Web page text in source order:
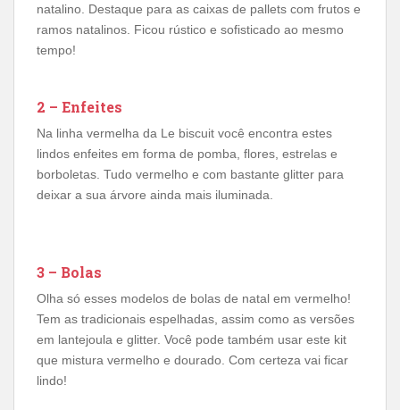
natalino. Destaque para as caixas de pallets com frutos e
ramos natalinos. Ficou rústico e sofisticado ao mesmo
tempo!
2 – Enfeites
Na linha vermelha da Le biscuit você encontra estes
lindos enfeites em forma de pomba, flores, estrelas e
borboletas. Tudo vermelho e com bastante glitter para
deixar a sua árvore ainda mais iluminada.
3 – Bolas
Olha só esses modelos de bolas de natal em vermelho!
Tem as tradicionais espelhadas, assim como as versões
em lantejoula e glitter. Você pode também usar este kit
que mistura vermelho e dourado. Com certeza vai ficar
lindo!